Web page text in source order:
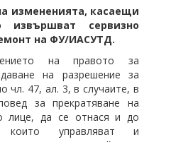
измененията, касаещи
извършват сервизно
на ФУ/ИАСУТД.
на правото за
на разрешение за
чл. 47, ал. 3, в случаите, в
за прекратяване на
лице, да се отнася и до
които управляват и